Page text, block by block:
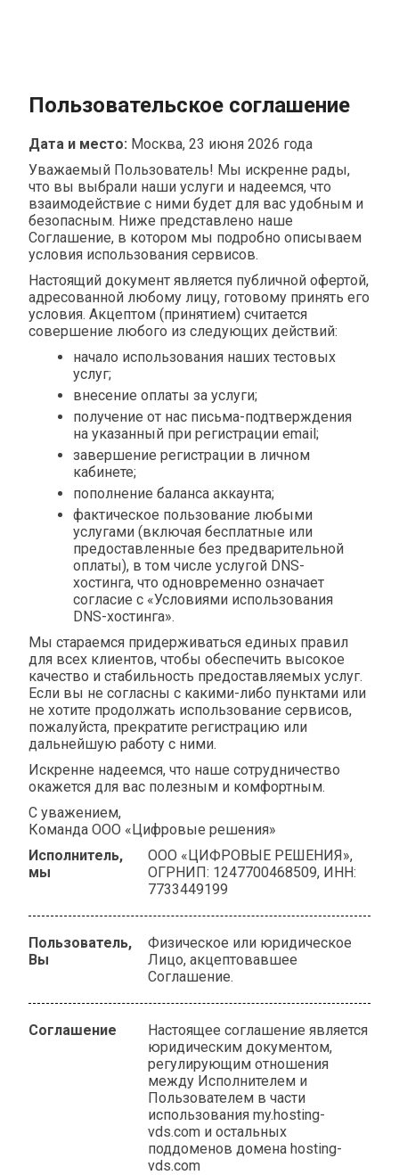
Пользовательское соглашение
Дата и место: Москва, 23 июня 2026 года
Уважаемый Пользователь! Мы искренне рады,
что вы выбрали наши услуги и надеемся, что
взаимодействие с ними будет для вас удобным и
безопасным. Ниже представлено наше
Соглашение, в котором мы подробно описываем
условия использования сервисов.
Настоящий документ является публичной офертой,
адресованной любому лицу, готовому принять его
условия. Акцептом (принятием) считается
совершение любого из следующих действий:
начало использования наших тестовых
услуг;
внесение оплаты за услуги;
получение от нас письма-подтверждения
на указанный при регистрации email;
завершение регистрации в личном
кабинете;
пополнение баланса аккаунта;
фактическое пользование любыми
услугами (включая бесплатные или
предоставленные без предварительной
оплаты), в том числе услугой DNS-
хостинга, что одновременно означает
согласие с «Условиями использования
DNS-хостинга».
Мы стараемся придерживаться единых правил
для всех клиентов, чтобы обеспечить высокое
качество и стабильность предоставляемых услуг.
Если вы не согласны с какими-либо пунктами или
не хотите продолжать использование сервисов,
пожалуйста, прекратите регистрацию или
дальнейшую работу с ними.
Искренне надеемся, что наше сотрудничество
окажется для вас полезным и комфортным.
С уважением,
Команда ООО «Цифровые решения»
Исполнитель,
мы
ООО «ЦИФРОВЫЕ РЕШЕНИЯ»,
ОГРНИП: 1247700468509, ИНН:
7733449199
Пользователь,
Вы
Физическое или юридическое
Лицо, акцептовавшее
Соглашение.
Соглашение
Настоящее соглашение является
юридическим документом,
регулирующим отношения
между Исполнителем и
Пользователем в части
использования my.hosting-
vds.com и остальных
поддоменов домена hosting-
vds.com